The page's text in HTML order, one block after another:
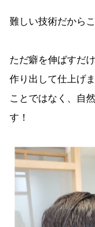
難しい技術だから
ただ癖を伸ばすだ
作り出して仕上げ
ことではなく、自
す！